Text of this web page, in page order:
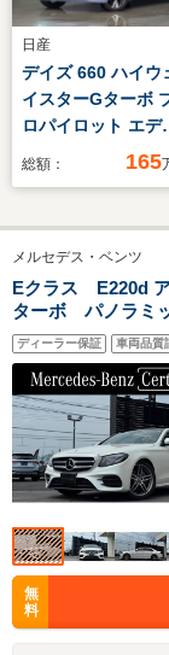
日産
デイズ 660 ハイウ
イスターGターボ
ロパイロット エデ
ション 純正9インチ
ラレコ(室内・フロ
ト) プロパイロッ
ト LEDヘッドラ
ト LEDフォグラ
プ ブラインドス
トモニター リヤ
ストラフィックア
ト ETC車載器
総額： 165
メルセデス・ベンツ
Eクラス E220d
ターボ パノラミ
AMGラインホイ
ディーラー保証 車両品質
無
料